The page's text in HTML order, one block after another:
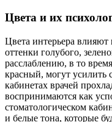
Цвета и их
Цвета интерьера
оттенки голубого,
расслаблению, в то
красный, могут усилить
кабинетах врачей
воспринимаются как
стоматологическом
и белые тона, которые